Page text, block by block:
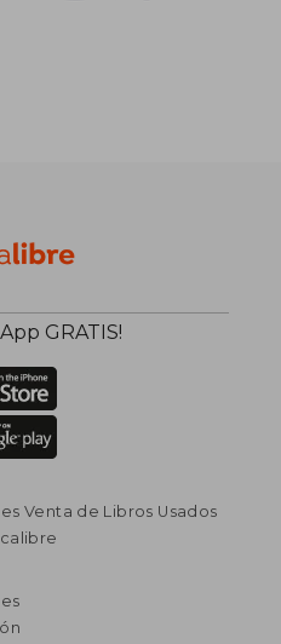
GRATIS!
Venta de Libros Usados